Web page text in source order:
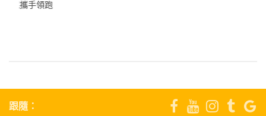
庭妮攜手領跑
跟隨：